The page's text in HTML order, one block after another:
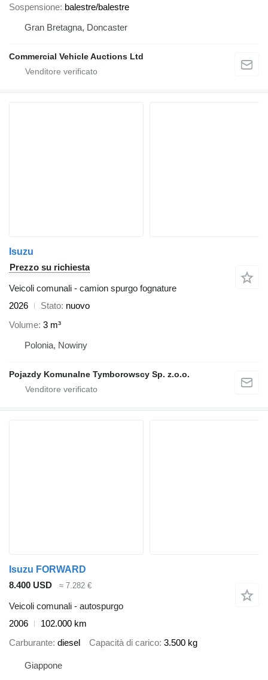
Sospensione balestre/balestre
Gran Bretagna, Doncaster
Commercial Vehicle Auctions Ltd
Isuzu
Prezzo su richiesta
Veicoli comunali - camion spurgo fognature
2026
Stato nuovo
Volume 3 m³
Polonia, Nowiny
Pojazdy Komunalne Tymborowscy Sp. z.o.o.
Isuzu FORWARD
8.400 USD
≈ 7.282 €
Veicoli comunali - autospurgo
2006
102.000 km
Carburante diesel Capacità di carico 3.500 kg
Giappone